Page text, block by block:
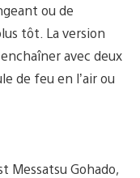
ou de
tôt. La version
avec deux
de feu en l’air ou
Messatsu Gohado,